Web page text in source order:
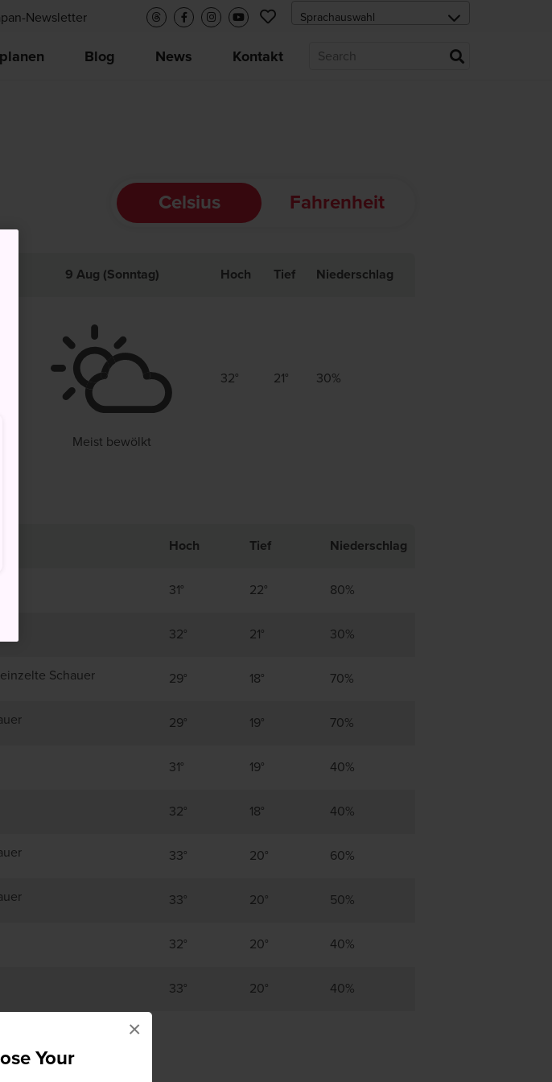
Your
×
Newsletter
Blog News Kontakt
Celsius Fahrenheit
9 Aug (Sonntag) Hoch Tief Niederschlag
Meist bewölkt
32° 21° 30%
Hoch Tief Niederschlag
31° 22° 80%
32° 21° 30%
Schauer 29° 18° 70%
29° 19° 70%
31° 19° 40%
32° 18° 40%
33° 20° 60%
33° 20° 50%
32° 20° 40%
33° 20° 40%